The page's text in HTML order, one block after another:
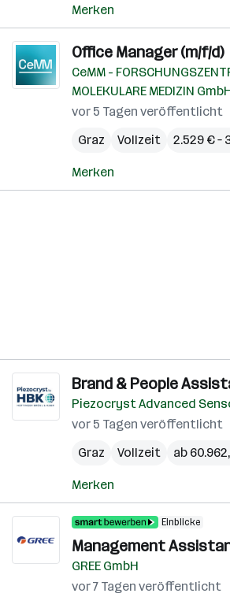
Merken
Office Manager (m/f/d)
CeMM -
MOLEKULARE MEDIZIN
vor 5 Tagen veröffentlicht
Graz
Vollzeit 2.529 € –
Merken
Brand & People
Piezocryst Advanced
vor 5 Tagen veröffentlicht
Graz
Vollzeit ab
Merken
Einblicke
Management
GREE GmbH
vor 7 Tagen veröffentlicht